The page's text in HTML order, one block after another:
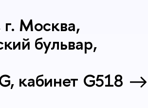
Москва,
бульвар,
кабинет G518